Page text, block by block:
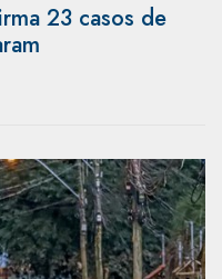
23 casos de